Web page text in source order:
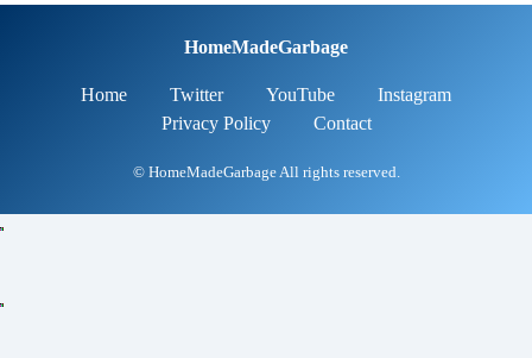
HomeMadeGarbage
Home Twitter YouTube
Instagram
Privacy Policy
Contact
© HomeMadeGarbage All rights reserved.